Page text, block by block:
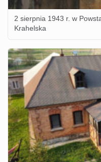
2 sierpnia 1943 r. w
Krahelska